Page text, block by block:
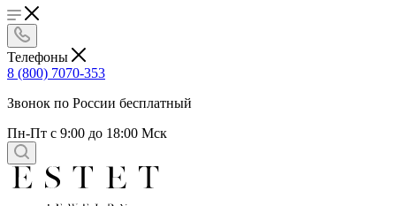
Телефоны
8 (800) 7070-353
Звонок по России бесплатный
Пн-Пт с 9:00 до 18:00 Мск